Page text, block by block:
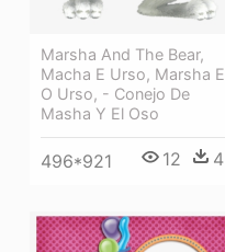
Marsha And The Bear,
Macha E Urso, Marsha E
O Urso, - Conejo De
Masha Y El Oso
496*921 12 4